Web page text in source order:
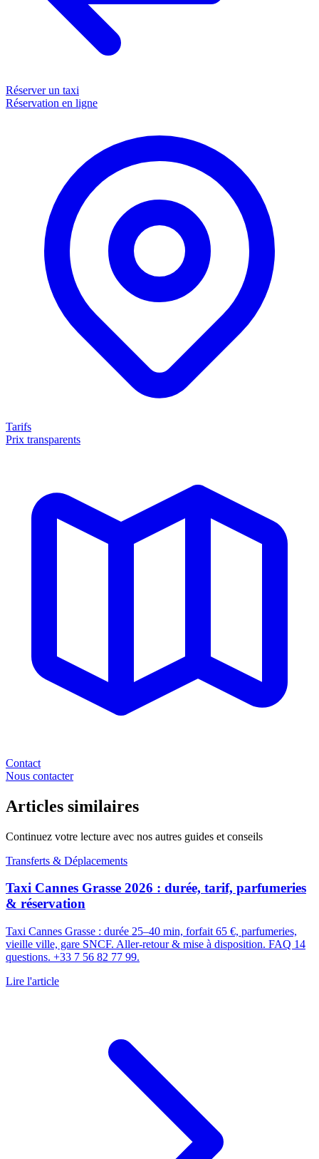
Réserver un taxi
Réservation en ligne
Tarifs
Prix transparents
Contact
Nous contacter
Articles similaires
Continuez votre lecture avec nos autres guides et conseils
Transferts & Déplacements
Taxi Cannes Grasse 2026 : durée, tarif, parfumeries
& réservation
Taxi Cannes Grasse : durée 25–40 min, forfait 65 €, parfumeries,
vieille ville, gare SNCF. Aller-retour & mise à disposition. FAQ 14
questions. +33 7 56 82 77 99.
Lire l'article